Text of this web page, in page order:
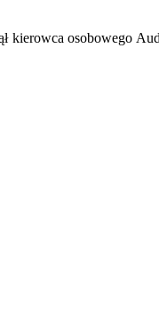
osobowego